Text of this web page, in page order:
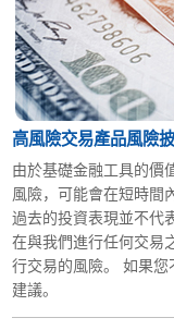
高風險交易產品風險
由於基礎金融工具的價
風險，可能會在短時間
過去的投資表現並不代
在與我們進行任何交易
行交易的風險。 如果
建議。